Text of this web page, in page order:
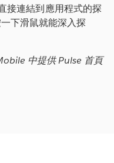
接連結到應用程式的探
下滑鼠就能深入探
中提供 Pulse 首頁